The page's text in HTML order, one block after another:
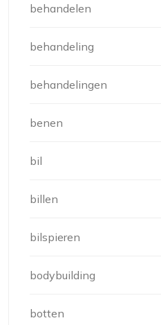
behandelen
behandeling
behandelingen
benen
bil
billen
bilspieren
bodybuilding
botten